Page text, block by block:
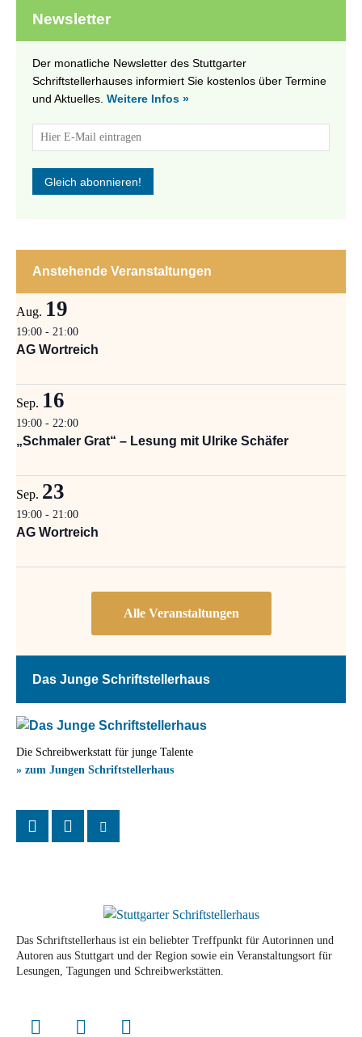
Newsletter
Der monatliche Newsletter des Stuttgarter
Schriftstellerhauses informiert Sie kostenlos über Termine
und Aktuelles. Weitere Infos »
Anstehende Veranstaltungen
Aug. 19
19:00 - 21:00
AG Wortreich
Sep. 16
19:00 - 22:00
„Schmaler Grat“ – Lesung mit Ulrike Schäfer
Sep. 23
19:00 - 21:00
AG Wortreich
Das Junge Schriftstellerhaus
Die Schreibwerkstatt für junge Talente
» zum Jungen Schriftstellerhaus
Das Schriftstellerhaus ist ein beliebter Treffpunkt für Autorinnen und
Autoren aus Stuttgart und der Region sowie ein Veranstaltungsort für
Lesungen, Tagungen und Schreibwerkstätten.